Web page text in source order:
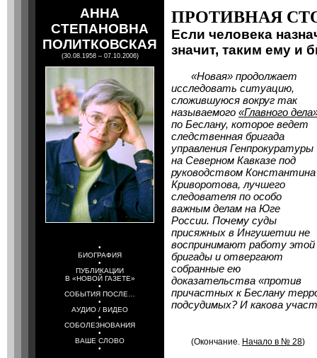
АННА
СТЕПАНОВНА
ПОЛИТКОВСКАЯ
(30.08.1958 – 07.10.2006)
•
БИОГРАФИЯ
•
ПУБЛИКАЦИИ
В «НОВОЙ ГАЗЕТЕ»
•
СОБЫТИЯ ПОСЛЕ…
•
АУДИО / ВИДЕО
•
СОБОЛЕЗНОВАНИЯ
•
ВАШЕ СЛОВО
•
ПРОТИВНАЯ
Если человека
значит, таким ему и
«Новая» продолжает
исследовать ситуацию,
сложившуюся вокруг так
называемого «Главного
по Беслану, которое ведет
следственная бригада
управления Генпрокуратуры
на Северном Кавказе под
руководством Константина
Криворотова, лучшего
следователя по особо
важным делам на Юге
России. Почему суды
присяжных в Ингушетии не
воспринимают работу этой
бригады и отвергают
собранные ею
доказательства «против
причастных к Беслану
подсудимых? И какова
(Окончание. Начало в № 28)